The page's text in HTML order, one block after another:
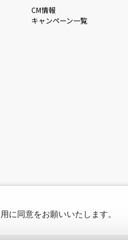
CM情報
キャンペーン一覧
に同意をお願いいたします。